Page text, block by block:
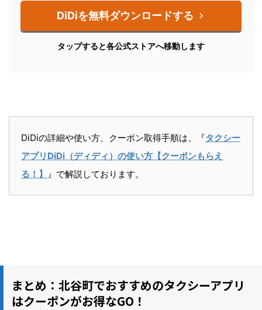
DiDiを無料ダウンロードする
タップすると各公式ストアへ移動します
DiDiの詳細や使い方、クーポン取得手順は、『タクシー
アプリDiDi（ディディ）の使い方【クーポンもらえ
る！】
』で解説しております。
まとめ：北谷町でおすすめのタクシーアプリ
はクーポンがお得なGO！